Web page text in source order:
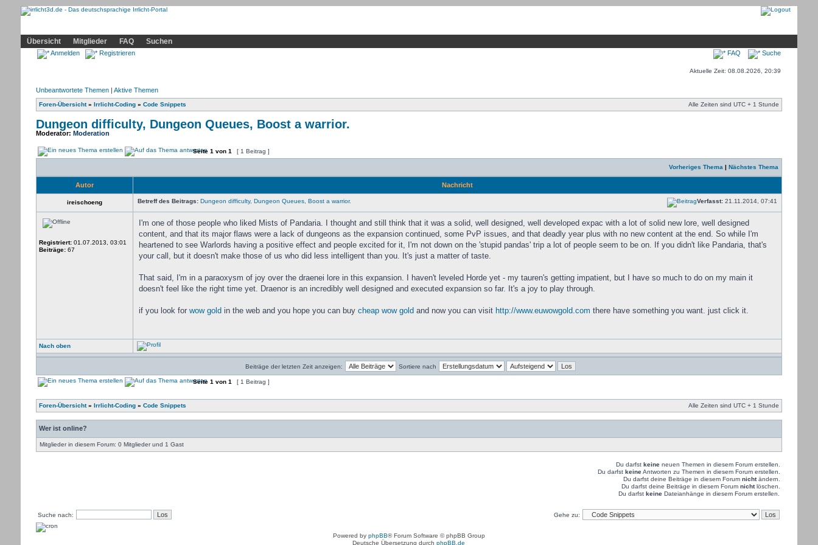
Übersicht
Mitglieder FAQ Suchen
Anmelden Registrieren FAQ Suche
Aktuelle Zeit: 08.08.2026, 20:39
Unbeantwortete Themen| Aktive Themen
Foren-Übersicht» Irrlicht-Coding» Code Snippets Alle Zeiten sind UTC + 1 Stunde
Dungeon difficulty, Dungeon Queues, Boost a warrior.
Moderator: Moderation
Seite 1 von 1 [ 1 Beitrag ]
Vorheriges Thema | Nächstes Thema
Autor Nachricht
ireischoeng Betreff des Beitrags: Dungeon difficulty, Dungeon Queues, Boost a warrior. Verfasst:21.11.2014, 07:41
Registriert:01.07.2013, 03:01
Beiträge:67
I'm one of those people who liked Mists of Pandaria. I thought and still think that it was a solid, well designed, well developed expac with a lot of solid new lore, well designed
content, and that its major flaws were a lack of dungeons as the expansion continued, some PvP issues, and that deadly year plus with no new content at the end. So while I'm
heartened to see Warlords having a positive effect and people excited for it, I'm not down on the 'stupid pandas' trip a lot of people seem to be on. If you didn't like Pandaria, that's
your call, but it doesn't make those of us who did less intelligent than you. It's just a matter of taste.
That said, I'm in a paraoxysm of joy over the draenei lore in this expansion. I haven't leveled Horde yet - my tauren's getting impatient, but I have so much to do on my main it
doesn't feel like the right time yet. Draenor is an incredibly well designed and executed expansion so far. It's a joy to play through.
if you look for wow gold in the web and you hope you can buy cheap wow gold and now you can visit http://www.euwowgold.com there have something you want. just click it.
Nach oben
Beiträge der letzten Zeit anzeigen: Sortiere nach
Seite 1 von 1 [ 1 Beitrag ]
Foren-Übersicht» Irrlicht-Coding» Code Snippets Alle Zeiten sind UTC + 1 Stunde
Wer ist online?
Mitglieder in diesem Forum: 0 Mitglieder und 1 Gast
Du darfst keineneuen Themen in diesem Forum erstellen.
Du darfst keineAntworten zu Themen in diesem Forum erstellen.
Du darfst deine Beiträge in diesem Forum nichtändern.
Du darfst deine Beiträge in diesem Forum nichtlöschen.
Du darfst keineDateianhänge in diesem Forum erstellen.
Suche nach: Gehe zu:
Powered by phpBB® Forum Software © phpBB Group
Deutsche Übersetzung durchphpBB.de